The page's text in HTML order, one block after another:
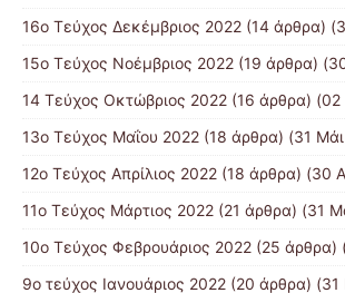
16ο Τεύχος Δεκέμβριος 2022 (14 άρθρα)
15o Τεύχος Νοέμβριος 2022 (19 άρθρα)
14 Tεύχος Οκτώβριος 2022 (16 άρθρα)
13ο Τεύχος Μαΐου 2022 (18 άρθρα) (31
12ο Τεύχος Απρίλιος 2022 (18 άρθρα) (30
11o Tεύχος Μάρτιος 2022 (21 άρθρα) (31
10o Tεύχος Φεβρουάριος 2022 (25 άρθρα)
9o τεύχος Ιανουάριος 2022 (20 άρθρα) (31